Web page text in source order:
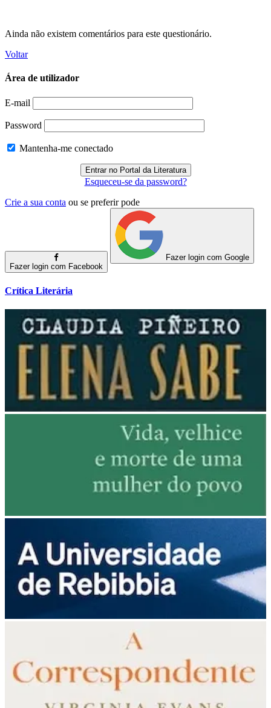
Ainda não existem comentários para este questionário.
Voltar
Área de utilizador
E-mail
Password
Mantenha-me conectado
Esqueceu-se da password?
Crie a sua conta ou se preferir pode
Fazer login com Facebook
Fazer login com Google
Crítica Literária